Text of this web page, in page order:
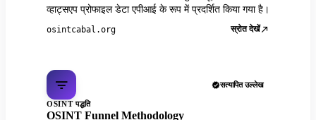
व्हाट्सएप प्रोफाइल डेटा एपीआई के रूप में प्रदर्शित किया गया है।
osintcabal.org स्रोत देखें
सत्यापित उल्लेख
OSINT पद्धति
OSINT Funnel Methodology